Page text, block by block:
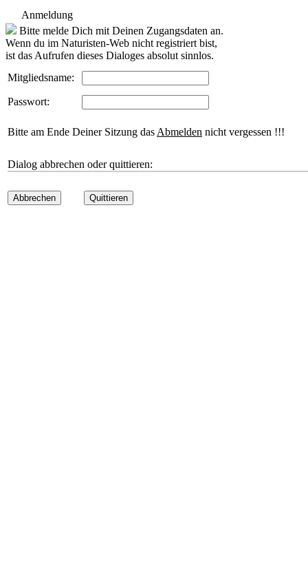
Anmeldung
Bitte melde Dich mit Deinen Zugangsdaten an.
Wenn du im Naturisten-Web nicht registriert bist,
ist das Aufrufen dieses Dialoges absolut sinnlos.
Mitgliedsname:
Passwort:
Bitte am Ende Deiner Sitzung das Abmelden nicht vergessen !!!
Dialog abbrechen oder quittieren:
Abbrechen Quittieren